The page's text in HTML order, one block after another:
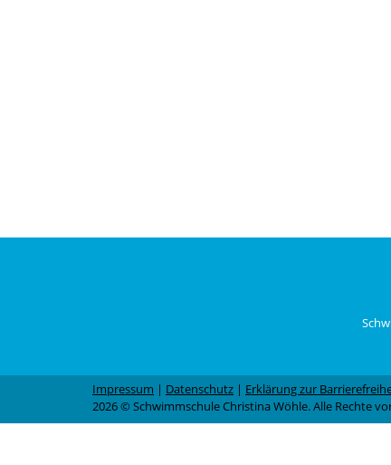
Impressum Datenschutz Erklärung zur
2026 © Schwimmschule Christina Wöhle. Alle Rechte